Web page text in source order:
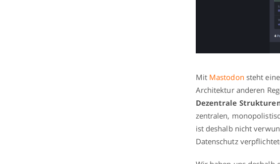
Mit Mastodon steht eine
Architektur anderen
Dezentrale
zentralen,
ist deshalb nicht
Datenschutz